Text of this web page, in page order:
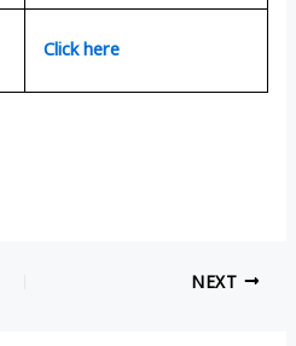
Click here
NEXT